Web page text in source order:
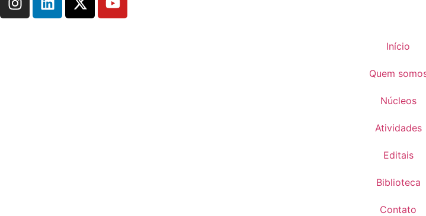
Início
Quem
Núcleos
Atividades
Editais
Biblioteca
Contato